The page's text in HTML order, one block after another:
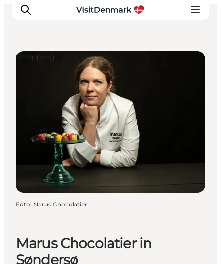
Regionen
Erlebnisse
Unterkünfte
Reiseplanung
Marus Chocolatier in
Søndersø
Shopping
Foto: Marus Chocolatier